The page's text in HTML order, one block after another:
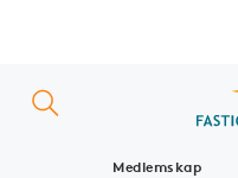
Medlemskap